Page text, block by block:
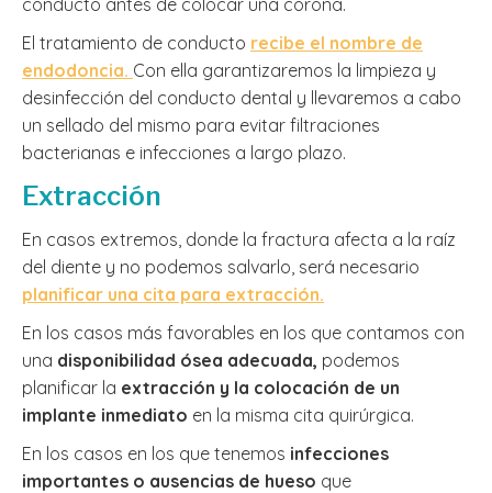
El tratamiento de conducto recibe el nombre de
endodoncia. Con ella garantizaremos la limpieza y
desinfección del conducto dental y llevaremos a cabo
un sellado del mismo para evitar filtraciones
bacterianas e infecciones a largo plazo.
Extracción
En casos extremos, donde la fractura afecta a la raíz
del diente y no podemos salvarlo, será necesario
planificar una cita para extracción.
En los casos más favorables en los que contamos con
una disponibilidad ósea adecuada, podemos
planificar la extracción y la colocación de un
implante inmediato en la misma cita quirúrgica.
En los casos en los que tenemos infecciones
importantes o ausencias de hueso que